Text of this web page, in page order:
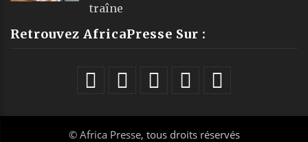
traîne
Retrouvez AfricaPresse Sur :
© Africa Presse, tous droits réservés